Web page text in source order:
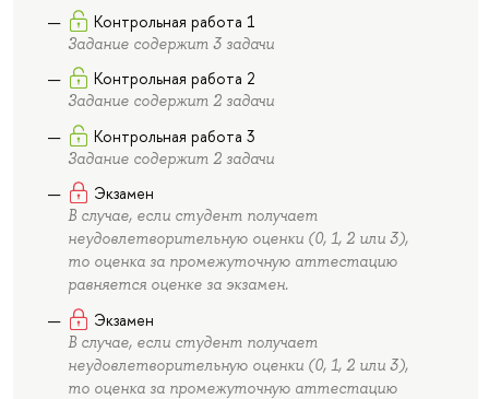
Контрольная работа 1
Задание содержит 3 задачи
Контрольная работа 2
Задание содержит 2 задачи
Контрольная работа 3
Задание содержит 2 задачи
Экзамен
В случае, если студент получает
неудовлетворительную оценки (0, 1, 2 или 3),
то оценка за промежуточную аттестацию
равняется оценке за экзамен.
Экзамен
В случае, если студент получает
неудовлетворительную оценки (0, 1, 2 или 3),
то оценка за промежуточную аттестацию